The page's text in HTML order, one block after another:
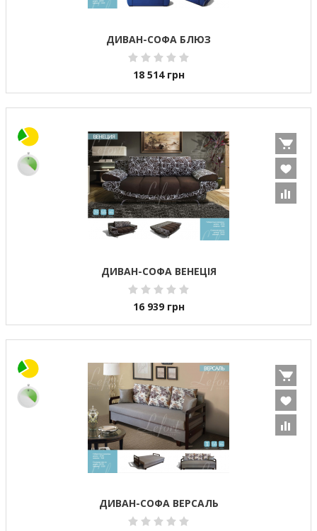
ДИВАН-СОФА БЛЮЗ
18 514 грн
ДИВАН-СОФА ВЕНЕЦІЯ
16 939 грн
ДИВАН-СОФА ВЕРСАЛЬ